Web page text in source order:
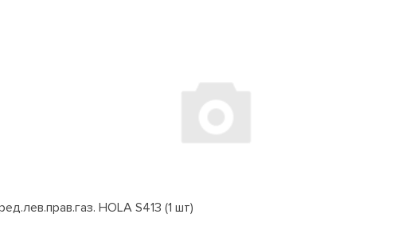
HOLA S413 (1 шт)